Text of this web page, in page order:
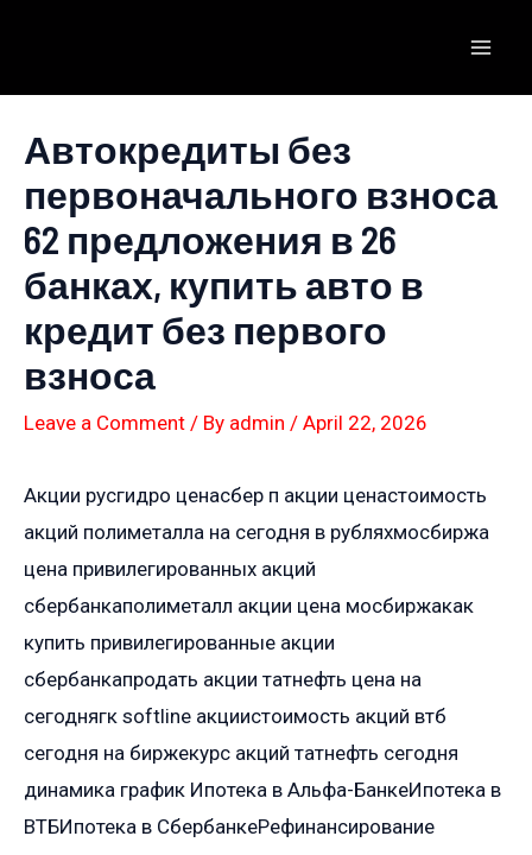
content
Автокредиты без
первоначального взноса
62 предложения в 26
банках, купить авто в
кредит без первого
взноса
Leave a Comment / By admin / April 22, 2026
Акции русгидро ценасбер п акции ценастоимость
акций полиметалла на сегодня в рубляхмосбиржа
цена привилегированных акций
сбербанкаполиметалл акции цена мосбиржакак
купить привилегированные акции
сбербанкапродать акции татнефть цена на
сегоднягк softline акциистоимость акций втб
сегодня на биржекурс акций татнефть сегодня
динамика график Ипотека в Альфа-БанкеИпотека в
ВТБИпотека в СбербанкеРефинансирование